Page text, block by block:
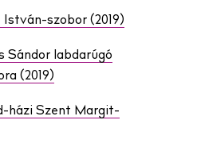
szobor (2019)
Sándor labdarúgó
(2019)
házi Szent Margit-